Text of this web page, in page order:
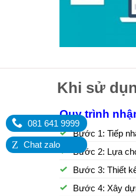
081 641 9999
Z Chat zalo
Khi sử
Quy trình
Bước 1: Tiếp
Bước 2: Lựa
Bước 3: Thiết
Bước 4: Xây